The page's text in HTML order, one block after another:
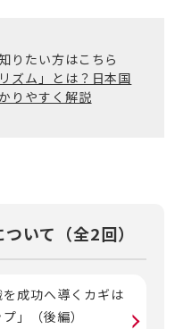
りたい方はこちら
ズム」とは？日本国
りやすく解説
いて（全2回）
を成功へ導くカギは
」（後編）